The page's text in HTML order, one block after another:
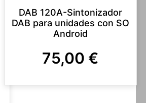
DAB 120A-Sintonizador
DAB para unidades con SO
Android
75,00 €